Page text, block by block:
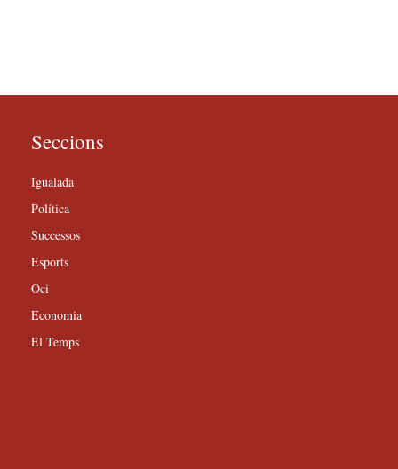
Seccions
Igualada
Política
Successos
Esports
Oci
Economia
El Temps